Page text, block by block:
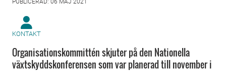
PUBLICERAD: 06 MAJ 2021
KONTAKT
Organisationskommittén skjuter på den Nationella
växtskyddskonferensen som var planerad till november i